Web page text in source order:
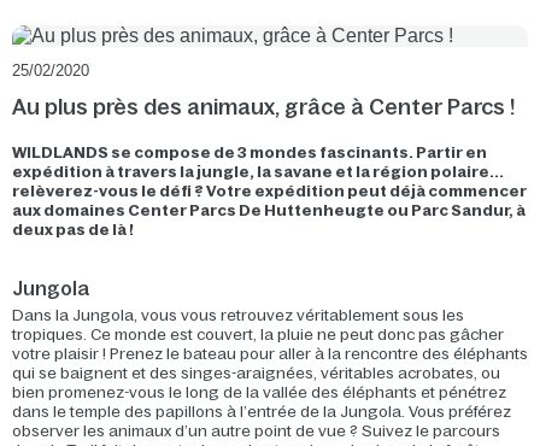
25/02/2020
Au plus près des animaux, grâce à Center Parcs !
WILDLANDS se compose de 3 mondes fascinants. Partir en
expédition à travers la jungle, la savane et la région polaire...
relèverez-vous le défi ? Votre expédition peut déjà commencer
aux domaines Center Parcs De Huttenheugte ou Parc Sandur, à
deux pas de là !
Jungola
Dans la Jungola, vous vous retrouvez véritablement sous les
tropiques. Ce monde est couvert, la pluie ne peut donc pas gâcher
votre plaisir ! Prenez le bateau pour aller à la rencontre des éléphants
qui se baignent et des singes-araignées, véritables acrobates, ou
bien promenez-vous le long de la vallée des éléphants et pénétrez
dans le temple des papillons à l’entrée de la Jungola. Vous préférez
observer les animaux d’un autre point de vue ? Suivez le parcours